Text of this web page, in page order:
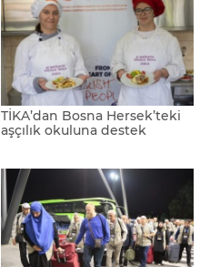
TİKA’dan Bosna Hersek’teki
aşçılık okuluna destek